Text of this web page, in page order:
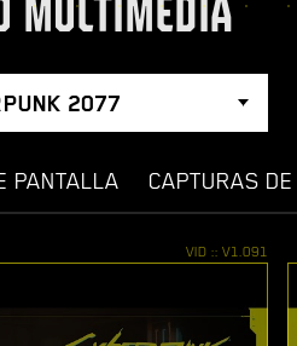
MULTIMEDIA
2077
PANTALLA CAPTURAS